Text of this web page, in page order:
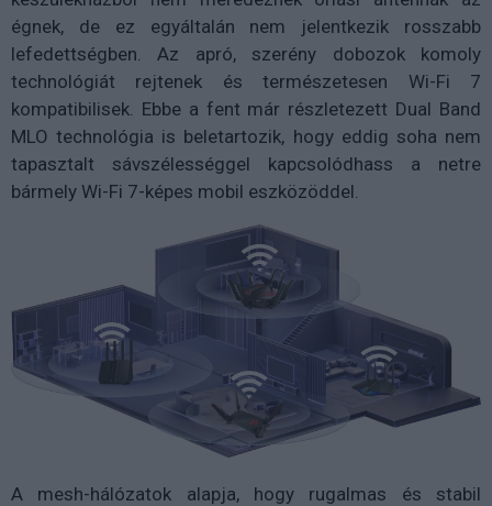
égnek, de ez egyáltalán nem jelentkezik rosszabb
lefedettségben. Az apró, szerény dobozok komoly
technológiát rejtenek és természetesen Wi-Fi 7
kompatibilisek. Ebbe a fent már részletezett Dual Band
MLO technológia is beletartozik, hogy eddig soha nem
tapasztalt sávszélességgel kapcsolódhass a netre
bármely Wi-Fi 7-képes mobil eszközöddel.
A mesh-hálózatok alapja, hogy rugalmas és stabil